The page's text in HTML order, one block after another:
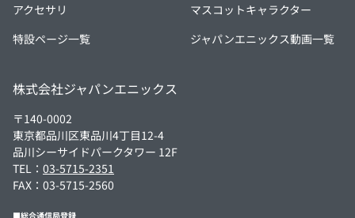
アクセサリ
マスコットキャラクター
特設ページ一覧
ジャパンエニックス動画一覧
株式会社ジャパンエニックス
〒140-0002
東京都品川区東品川4丁目12-4
品川シーサイドパークタワー 12F
TEL： 03-5715-2351
FAX：03-5715-2560
■総合通信局登録